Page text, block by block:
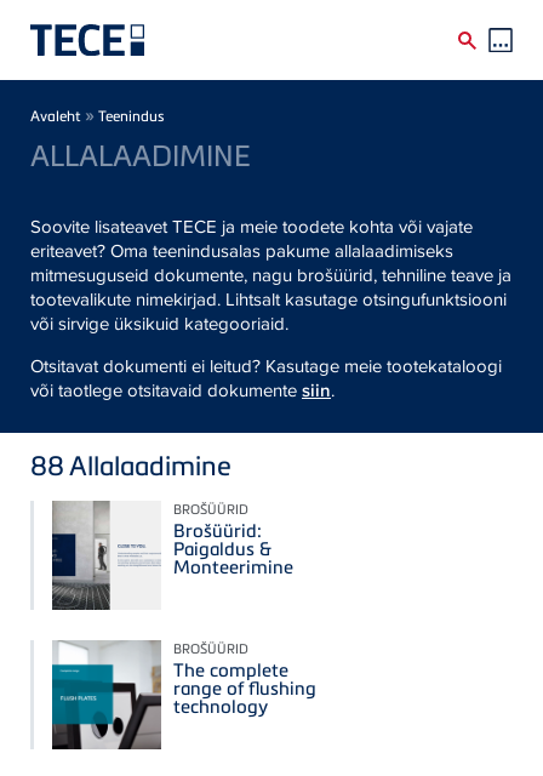
Breadcrumb
Avaleht » Teenindus
ALLALAADIMINE
Soovite lisateavet TECE ja meie toodete kohta või vajate
eriteavet? Oma teenindusalas pakume allalaadimiseks
mitmesuguseid dokumente, nagu brošüürid, tehniline teave ja
tootevalikute nimekirjad. Lihtsalt kasutage otsingufunktsiooni
või sirvige üksikuid kategooriaid.
Otsitavat dokumenti ei leitud? Kasutage meie tootekataloogi
või taotlege otsitavaid dokumentesiin.
88Allalaadimine
BROŠÜÜRID
Brošüürid:
Paigaldus &
Monteerimine
BROŠÜÜRID
The complete
range of flushing
technology